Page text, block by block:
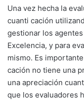
Una vez hecha la
cuanti cación
gestionar los
Excelencia, y para
mismo. Es
cación no tiene una
una apreciación
que los evaluadores